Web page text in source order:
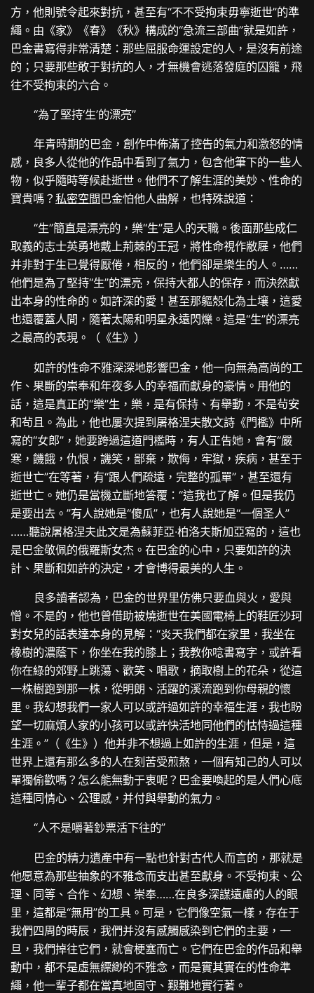
方，他則號令起來對抗，甚至有“不不受拘束毋寧逝世”的準
繩。由《家》《春》《秋》構成的“急流三部曲”就是如許，
巴金書寫得非常清楚：那些屈服命運設定的人，是沒有前途
的；只要那些敢于對抗的人，才無機會逃落發庭的囚籠，飛
往不受拘束的六合。
“為了堅持‘生’的漂亮”
年青時期的巴金，創作中佈滿了控告的氣力和激怒的情
感，良多人從他的作品中看到了氣力，包含他筆下的一些人
物，似乎隨時等候赴逝世。他們不了解生涯的美妙、性命的
寶貴嗎？私密空間 巴金怕他人曲解，也特殊說道：
“生”簡直是漂亮的，樂“生”是人的天職。後面那些成仁
取義的志士英勇地戴上荊棘的王冠，將性命視作敝屣，他們
并非對于生已覺得厭倦，相反的，他們卻是樂生的人。……
他們是為了堅持“生”的漂亮，保持大都人的保存，而決然獻
出本身的性命的。如許深的愛！甚至那軀殼化為土壤，這愛
也還覆蓋人間，隨著太陽和明星永遠閃爍。這是“生”的漂亮
之最高的表現。（《生》）
如許的性命不雅深深地影響巴金，他一向無為高尚的工
作、果斷的崇奉和年夜多人的幸福而獻身的豪情。用他的
話，這是真正的“樂”生，樂，是有保持、有舉動，不是茍安
和茍且。為此，他也屢次提到屠格涅夫散文詩《門檻》中所
寫的“女郎”，她要跨過這道門檻時，有人正告她，會有“嚴
寒，饑餓，仇恨，譏笑，鄙棄，欺侮，牢獄，疾病，甚至于
逝世亡”在等著，有“跟人們疏遠，完整的孤單”，甚至還有
逝世亡。她仍是當機立斷地答覆：“這我也了解。但是我仍
是要出去。”有人說她是“傻瓜”，也有人說她是“一個圣人”
……聽說屠格涅夫此文是為蘇菲亞·柏洛夫斯加亞寫的，這也
是巴金敬佩的俄羅斯女杰。在巴金的心中，只要如許的決
計、果斷和如許的決定，才會博得最美的人生。
良多讀者認為，巴金的世界里仿佛只要血與火，愛與
憎。不是的，他也曾借助被燒逝世在美國電椅上的鞋匠沙珂
對女兒的話表達本身的見解：“炎天我們都在家里，我坐在
橡樹的濃蔭下，你坐在我的膝上；我教你唸書寫字，或許看
你在綠的郊野上跳蕩、歡笑、唱歌，摘取樹上的花朵，從這
一株樹跑到那一株，從明朗、活躍的溪流跑到你母親的懷
里。我幻想我們一家人可以或許過如許的幸福生涯，我也盼
望一切麻煩人家的小孩可以或許快活地同他們的怙恃過這種
生涯。”（《生》）他并非不想過上如許的生涯，但是，這
世界上還有那么多的人在刻苦受煎熬，一個有知己的人可以
單獨偷歡嗎？怎么能無動于衷呢？巴金要喚起的是人們心底
這種同情心、公理感，并付與舉動的氣力。
“人不是嚼著鈔票活下往的”
巴金的精力遺產中有一點也針對古代人而言的，那就是
他愿意為那些抽象的不雅念而支出甚至獻身。不受拘束、公
理、同等、合作、幻想、崇奉……在良多深謀遠慮的人的眼
里，這都是“無用”的工具。可是，它們像空氣一樣，存在于
我們四周的時辰，我們并沒有感觸感染到它們的主要，一
旦，我們掉往它們，就會梗塞而亡。它們在巴金的作品和舉
動中，都不是虛無縹緲的不雅念，而是實其實在的性命準
繩，他一輩子都在當真地固守、艱難地實行著。